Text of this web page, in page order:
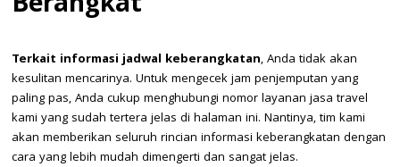
Terkait informasi jadwal keberangkatan, Anda tidak akan
kesulitan mencarinya. Untuk mengecek jam penjemputan yang
paling pas, Anda cukup menghubungi nomor layanan jasa travel
kami yang sudah tertera jelas di halaman ini. Nantinya, tim kami
akan memberikan seluruh rincian informasi keberangkatan dengan
cara yang lebih mudah dimengerti dan sangat jelas.